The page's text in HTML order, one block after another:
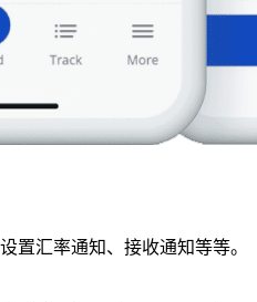
置汇率通知、接收通知等等。